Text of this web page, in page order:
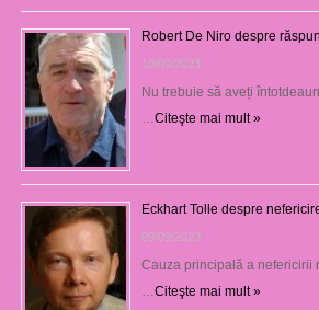
Robert De Niro despre
10/09/2023
Nu trebuie să aveți
Citeşte mai mult »
Eckhart Tolle despre
09/09/2023
Cauza principală a nefericirii
Citeşte mai mult »